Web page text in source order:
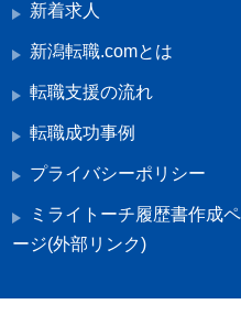
新着求人
新潟転職.comとは
転職支援の流れ
転職成功事例
プライバシーポリシー
ミライトーチ履歴書作成ペ
ージ(外部リンク)